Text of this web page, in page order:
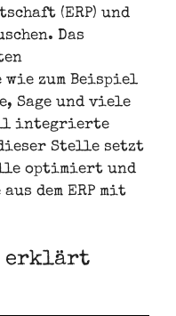
(ERP) und
Das
wie zum Beispiel
Sage und viele
integrierte
Stelle setzt
optimiert und
dem ERP mit
erklärt